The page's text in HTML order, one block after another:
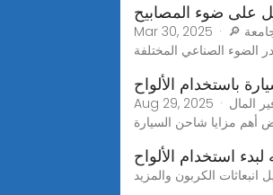
على ضوء المصابيح
Mar 30, 2025 · 🔎 اختبار علمي: ماذا يحدث عند تعريض الألواح الشمسية للضوء الصناعي؟ 🧪 تجربة جامعة Ghent في بلجيكا أجريت دراسة في جامعة Ghent University لاختبار
الضوء الصناعي المختلفة
باستخدام الألواح
Aug 29, 2025 · يمكنك شحن بطارية السيارة باستخدام الألواح الشمسية والاستمتاع بالعديد من الفوائد التي توفرها. من خلال توليد الكهرباء في الموقع من الشمس، يمكنك توفير المال
أهم مزايا شاحن السيارة
استخدام الألواح